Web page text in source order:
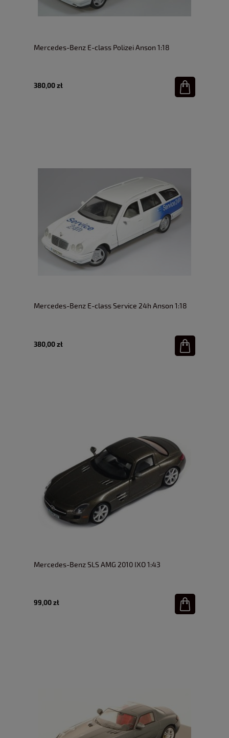
Mercedes-Benz E-class Polizei Anson 1:18
380,00 zł
Mercedes-Benz E-class Service 24h Anson 1:18
380,00 zł
Mercedes-Benz SLS AMG 2010 IXO 1:43
99,00 zł